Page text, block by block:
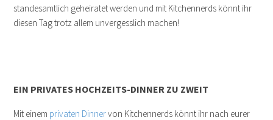
standesamtlich geheiratet werden und mit Kitchennerds könnt ihr
diesen Tag trotz allem unvergesslich machen!
EIN PRIVATES HOCHZEITS-DINNER ZU ZWEIT
Mit einem privaten Dinnervon Kitchennerds könnt ihr nach eurer